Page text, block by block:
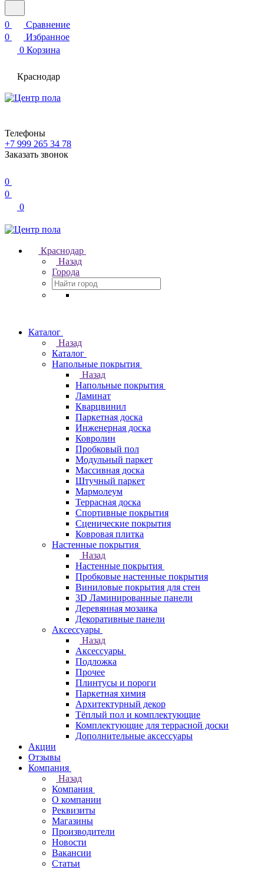
0
Сравнение
0
Избранное
0 Корзина
Краснодар
Телефоны
+7 999 265 34 78
Заказать звонок
0
0
0
Краснодар
Назад
Города
Каталог
Назад
Каталог
Напольные покрытия
Назад
Напольные покрытия
Ламинат
Кварцвинил
Паркетная доска
Инженерная доска
Ковролин
Пробковый пол
Модульный паркет
Массивная доска
Штучный паркет
Мармолеум
Террасная доска
Спортивные покрытия
Сценические покрытия
Ковровая плитка
Настенные покрытия
Назад
Настенные покрытия
Пробковые настенные покрытия
Виниловые покрытия для стен
3D Ламинированные панели
Деревянная мозаика
Декоративные панели
Аксессуары
Назад
Аксессуары
Подложка
Прочее
Плинтусы и пороги
Паркетная химия
Архитектурный декор
Тёплый пол и комплектующие
Комплектующие для террасной доски
Дополнительные аксессуары
Акции
Отзывы
Компания
Назад
Компания
О компании
Реквизиты
Магазины
Производители
Новости
Вакансии
Статьи